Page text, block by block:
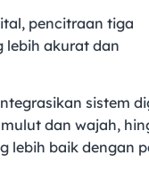
pencitraan tiga
lebih akurat dan
sistem
dan wajah,
lebih baik dengan